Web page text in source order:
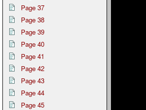
Page 37
Page 38
Page 39
Page 40
Page 41
Page 42
Page 43
Page 44
Page 45